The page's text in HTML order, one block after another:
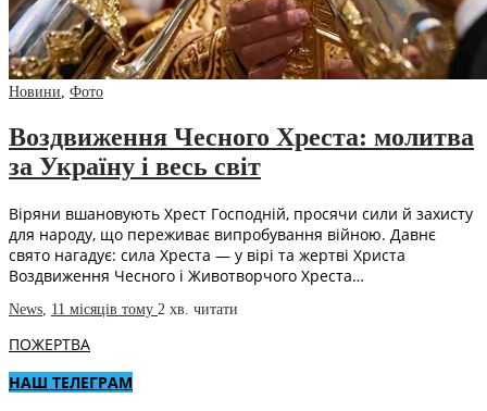
Новини, Фото
Воздвиження Чесного Хреста: молитва
за Україну і весь світ
Віряни вшановують Хрест Господній, просячи сили й захисту
для народу, що переживає випробування війною. Давнє
свято нагадує: сила Хреста — у вірі та жертві Христа
Воздвиження Чесного і Животворчого Хреста…
News 11 місяців тому 2 хв. читати
ПОЖЕРТВА
НАШ ТЕЛЕГРАМ